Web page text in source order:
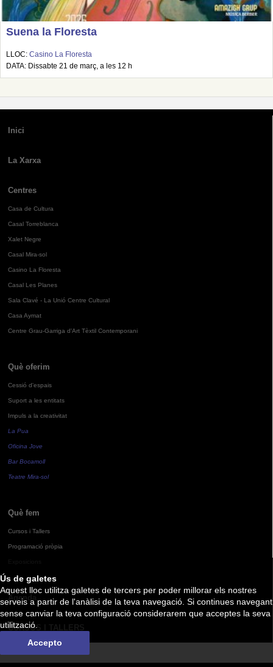
Ús de galetes
Aquest lloc utilitza galetes de tercers per poder millorar els nostres
serveis a partir de l'anàlisi de la teva navegació. Si continues navegant
sense canviar la teva configuració considerarem que acceptes la seva
utilització.
Accepto
Suena la Floresta
LLOC: Casino La Floresta
DATA: Dissabte 21 de març, a les 12 h
Inici
La Xarxa
Centres
Casa de Cultura
Casal Torreblanca
Xalet Negre
Casal Mira-sol
Casino La Floresta
Casal Les Planes
Sala Clavé - La Unió Centre Cultural
Casa Aymat
Centre Grau-Garriga d'Art Tèxtil Contemporani
Què oferim
Cessió d'espais
Suport a les entitats
Impuls a la creativitat
La Pua
Oficina Jove
Bar Bocamoll
Teatre Mira-sol
Què fem
Cursos i Tallers
Programació pròpia
Agenda
CURSOS I TALLERS